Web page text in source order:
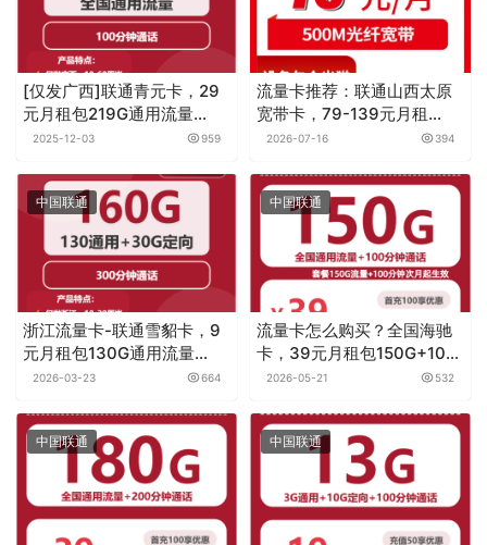
[仅发广西]联通青元卡，29
元月租包219G通用流量
+100分钟通话
2025-12-03 959
流量卡推荐：联通山西太原
宽带卡，79-139元月租
500-1000M40-
融合套餐
2026-07-16 394
中国联通
浙江流量卡-联通雪貂卡，9
元月租包130G通用流量
+30G定向流量+300分钟通
2026-03-23 664
中国联通
流量卡怎么购买？全国海驰
卡，39元月租包150G+100
分钟
2026-05-21 532
中国联通 中国联通